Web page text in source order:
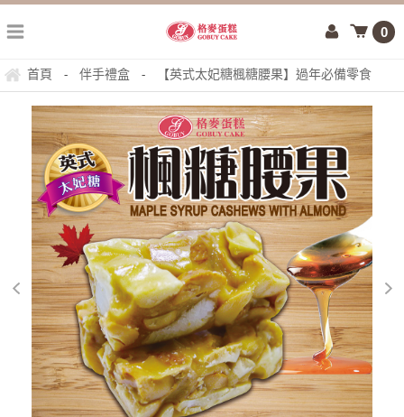
0
首頁 - 伴手禮盒 - 【英式太妃糖楓糖腰果】過年必備零食